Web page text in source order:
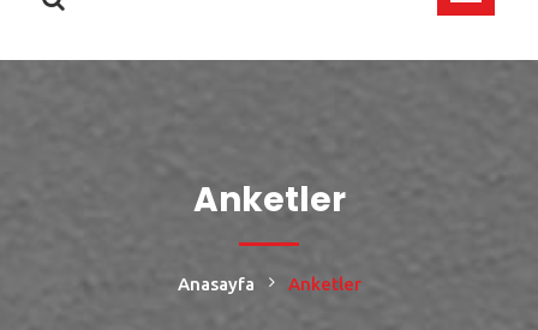
Anketler
Anasayfa Anketler